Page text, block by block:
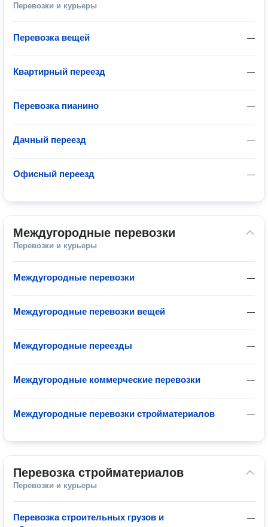
Перевозки и курьеры
—
Перевозка вещей
—
Квартирный переезд
—
Перевозка пианино
—
Дачный переезд
—
Офисный переезд
Междугородные перевозки
Перевозки и курьеры
—
Междугородные перевозки
—
Междугородные перевозки вещей
—
Междугородные переезды
—
Междугородные коммерческие перевозки
—
Междугородные перевозки стройматериалов
Перевозка стройматериалов
Перевозки и курьеры
—
Перевозка строительных грузов и